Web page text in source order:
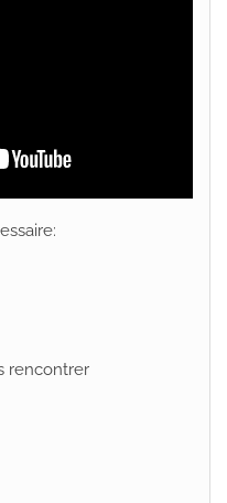
rencontrer